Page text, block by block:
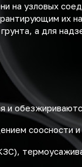
на узловых
их
а для
и
соосности